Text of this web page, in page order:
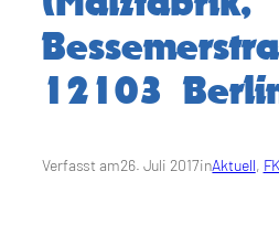
12103
Verfasst am26. Juli 2017inAktuell,